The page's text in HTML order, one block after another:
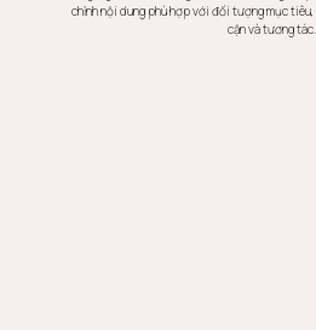
chỉnh nội dung phù hợp với đối tượng mục
cận và tương tác.